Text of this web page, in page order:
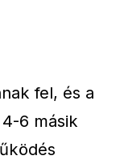
fel, és a
6 másik